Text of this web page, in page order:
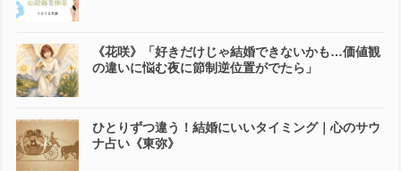
《花咲》「好きだけじゃ結婚できないかも…価値観
の違いに悩む夜に節制逆位置がでたら」
ひとりずつ違う！結婚にいいタイミング｜心のサウ
ナ占い《東弥》